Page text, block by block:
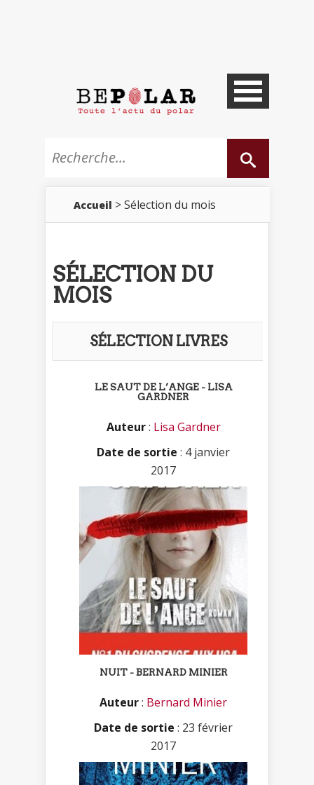
Accueil > Sélection du mois
SÉLECTION DU
MOIS
SÉLECTION LIVRES
LE SAUT DE L’ANGE - LISA
GARDNER
Auteur: Lisa Gardner
Date de sortie : 4 janvier
2017
NUIT - BERNARD MINIER
Auteur: Bernard Minier
Date de sortie : 23 février
2017